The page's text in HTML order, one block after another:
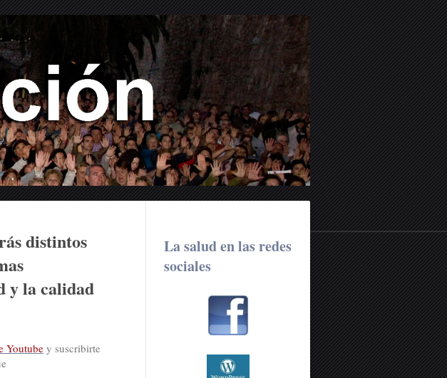
distintos
y la calidad
Youtube y suscribirte
La salud en las redes
sociales